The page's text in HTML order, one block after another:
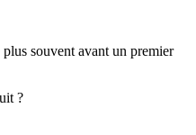
souvent avant un premier
?